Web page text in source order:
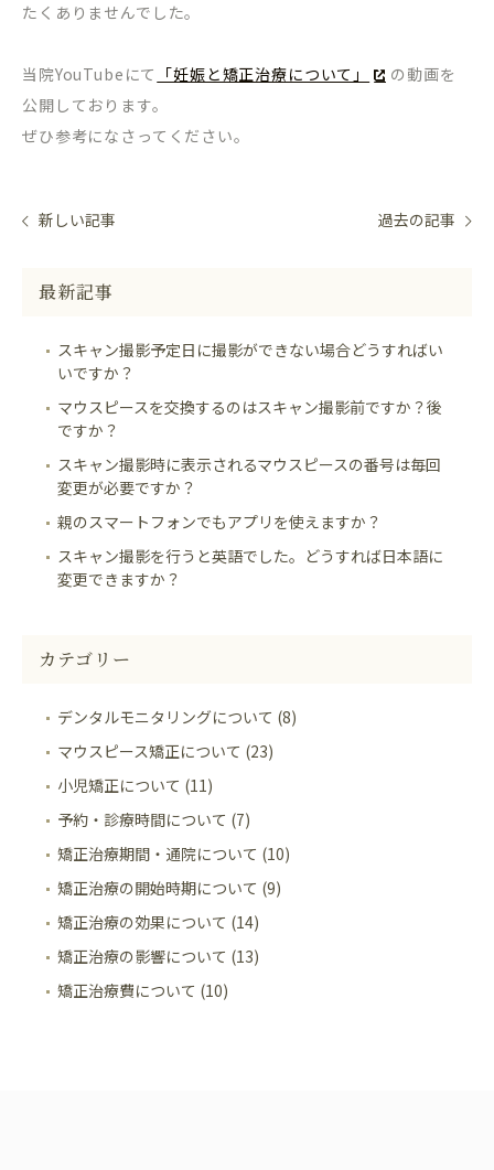
たくありませんでした。
当院YouTubeにて 「妊娠と矯正治療について」
の動画を
公開しております。
ぜひ参考になさってください。
新しい記事 過去の記事
最新記事
スキャン撮影予定日に撮影ができない場合どうすればい
いですか？
マウスピースを交換するのはスキャン撮影前ですか？後
ですか？
スキャン撮影時に表示されるマウスピースの番号は毎回
変更が必要ですか？
親のスマートフォンでもアプリを使えますか？
スキャン撮影を行うと英語でした。どうすれば日本語に
変更できますか？
カテゴリー
デンタルモニタリングについて (8)
マウスピース矯正について (23)
小児矯正について (11)
予約・診療時間について (7)
矯正治療期間・通院について (10)
矯正治療の開始時期について (9)
矯正治療の効果について (14)
矯正治療の影響について (13)
矯正治療費について (10)